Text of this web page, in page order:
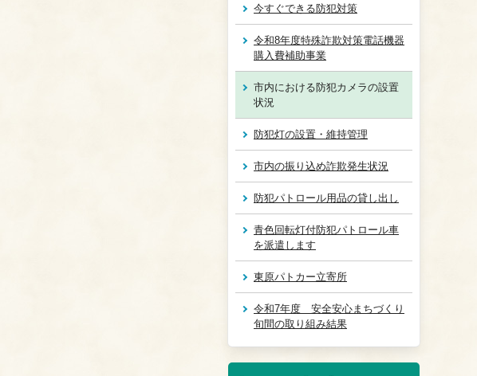
今すぐできる防犯対策
令和8年度特殊詐欺対策電話機器
購入費補助事業
市内における防犯カメラの設置
状況
防犯灯の設置・維持管理
市内の振り込め詐欺発生状況
防犯パトロール用品の貸し出し
青色回転灯付防犯パトロール車
を派遣します
東原パトカー立寄所
令和7年度 安全安心まちづくり
旬間の取り組み結果